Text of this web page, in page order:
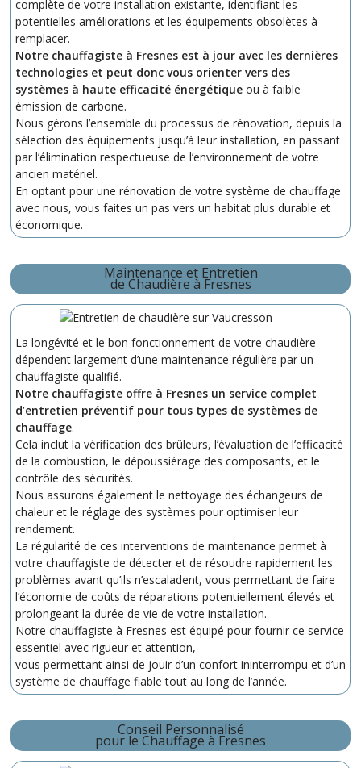
complète de votre installation existante, identifiant les
potentielles améliorations et les équipements obsolètes à
remplacer.
Notre chauffagiste à Fresnes est à jour avec les dernières
technologies et peut donc vous orienter vers des
systèmes à haute efficacité énergétique ou à faible
émission de carbone.
Nous gérons l’ensemble du processus de rénovation, depuis la
sélection des équipements jusqu’à leur installation, en passant
par l’élimination respectueuse de l’environnement de votre
ancien matériel.
En optant pour une rénovation de votre système de chauffage
avec nous, vous faites un pas vers un habitat plus durable et
économique.
Maintenance et Entretien
de Chaudière à Fresnes
La longévité et le bon fonctionnement de votre chaudière
dépendent largement d’une maintenance régulière par un
chauffagiste qualifié.
Notre chauffagiste offre à Fresnes un service complet
d’entretien préventif pour tous types de systèmes de
chauffage.
Cela inclut la vérification des brûleurs, l’évaluation de l’efficacité
de la combustion, le dépoussiérage des composants, et le
contrôle des sécurités.
Nous assurons également le nettoyage des échangeurs de
chaleur et le réglage des systèmes pour optimiser leur
rendement.
La régularité de ces interventions de maintenance permet à
votre chauffagiste de détecter et de résoudre rapidement les
problèmes avant qu’ils n’escaladent, vous permettant de faire
l’économie de coûts de réparations potentiellement élevés et
prolongeant la durée de vie de votre installation.
Notre chauffagiste à Fresnes est équipé pour fournir ce service
essentiel avec rigueur et attention,
vous permettant ainsi de jouir d’un confort ininterrompu et d’un
système de chauffage fiable tout au long de l’année.
Conseil Personnalisé
pour le Chauffage à Fresnes